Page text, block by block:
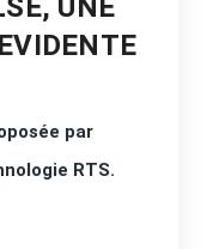
UNE
par
RTS.